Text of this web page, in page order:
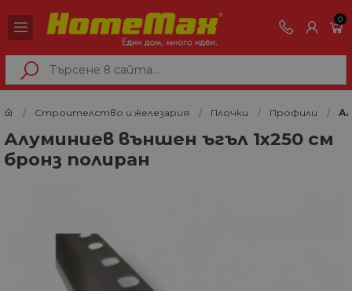
0
Строителство и железария Плочки Профили
Алуминиев външен ъгъл 1х250 см
бронз полиран